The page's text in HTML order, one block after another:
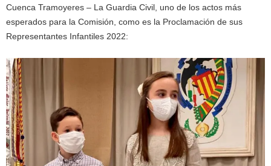
Cuenca Tramoyeres – La Guardia Civil, uno de los actos más
esperados para la Comisión, como es la Proclamación de sus
Representantes Infantiles 2022: